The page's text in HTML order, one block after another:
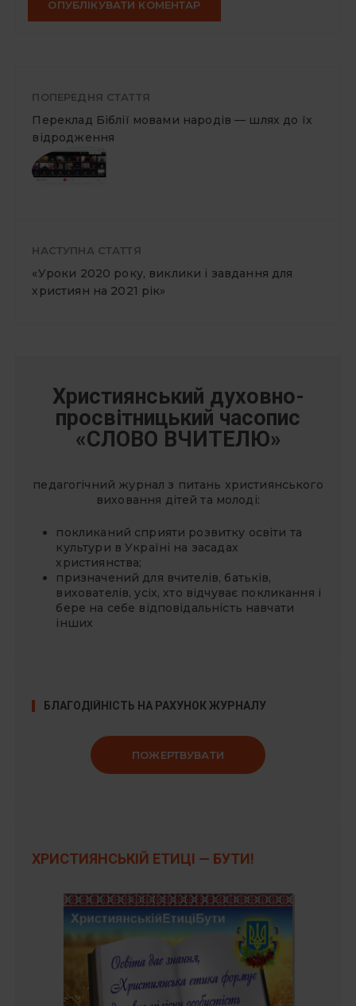
ПОПЕРЕДНЯ СТАТТЯ
Переклад Біблії мовами народів — шлях до їх
відродження
НАСТУПНА СТАТТЯ
«Уроки 2020 року, виклики і завдання для
християн на 2021 рік»
Християнський духовно-
просвітницький часопис
«СЛОВО ВЧИТЕЛЮ»
педагогічний журнал з питань християнського
виховання дітей та молоді:
покликаний сприяти розвитку освіти та
культури в Україні на засадах
християнства;
призначений для вчителів, батьків,
вихователів, усіх, хто відчуває покликання і
бере на себе відповідальність навчати
інших
БЛАГОДІЙНІСТЬ НА РАХУНОК ЖУРНАЛУ
ПОЖЕРТВУВАТИ
ХРИСТИЯНСЬКІЙ ЕТИЦІ — БУТИ!